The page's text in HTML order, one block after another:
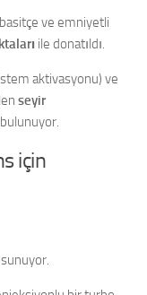
ve emniyetli
ile donatıldı.
aktivasyonu) ve
seyir
için